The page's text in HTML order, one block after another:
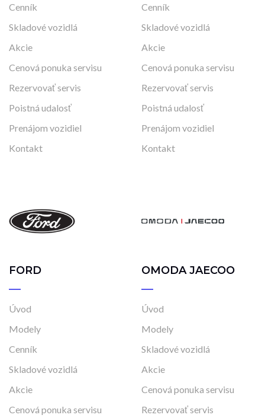
Cenník
Skladové vozidlá
Akcie
Cenová ponuka servisu
Rezervovať servis
Poistná udalosť
Prenájom vozidiel
Kontakt
Cenník
Skladové vozidlá
Akcie
Cenová ponuka servisu
Rezervovať servis
Poistná udalosť
Prenájom vozidiel
Kontakt
FORD
Úvod
Modely
Cenník
Skladové vozidlá
Akcie
Cenová ponuka servisu
OMODA JAECOO
Úvod
Modely
Skladové vozidlá
Akcie
Cenová ponuka servisu
Rezervovať servis